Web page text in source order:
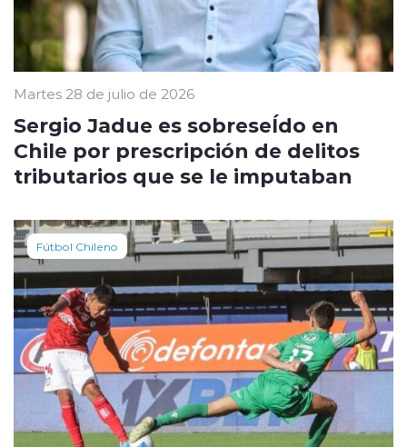
Martes 28 de julio de 2026
Sergio Jadue es sobreseÍdo en
Chile por prescripción de delitos
tributarios que se le imputaban
Fútbol Chileno